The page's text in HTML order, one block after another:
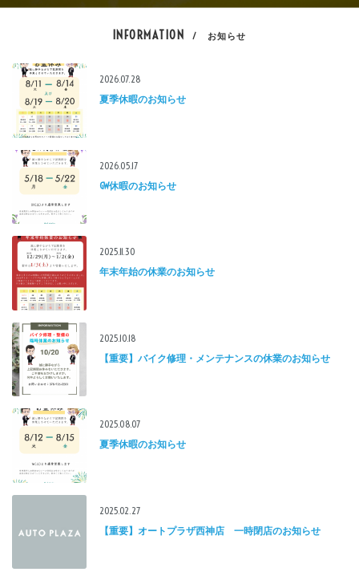
INFORMATION / お知らせ
2026.07.28
夏季休暇のお知らせ
2026.05.17
GW休暇のお知らせ
2025.11.30
年末年始の休業のお知らせ
2025.10.18
【重要】バイク修理・メンテナンスの休業のお知らせ
2025.08.07
夏季休暇のお知らせ
2025.02.27
【重要】オートプラザ西神店 一時閉店のお知らせ